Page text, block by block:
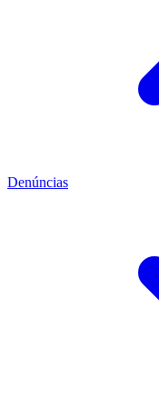
Denúncias